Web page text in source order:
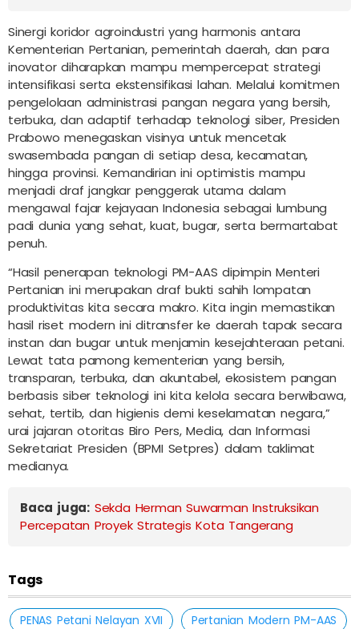
Sinergi koridor agroindustri yang harmonis antara
Kementerian Pertanian, pemerintah daerah, dan para
inovator diharapkan mampu mempercepat strategi
intensifikasi serta ekstensifikasi lahan. Melalui komitmen
pengelolaan administrasi pangan negara yang bersih,
terbuka, dan adaptif terhadap teknologi siber, Presiden
Prabowo menegaskan visinya untuk mencetak
swasembada pangan di setiap desa, kecamatan,
hingga provinsi. Kemandirian ini optimistis mampu
menjadi draf jangkar penggerak utama dalam
mengawal fajar kejayaan Indonesia sebagai lumbung
padi dunia yang sehat, kuat, bugar, serta bermartabat
penuh.
“Hasil penerapan teknologi PM-AAS dipimpin Menteri
Pertanian ini merupakan draf bukti sahih lompatan
produktivitas kita secara makro. Kita ingin memastikan
hasil riset modern ini ditransfer ke daerah tapak secara
instan dan bugar untuk menjamin kesejahteraan petani.
Lewat tata pamong kementerian yang bersih,
transparan, terbuka, dan akuntabel, ekosistem pangan
berbasis siber teknologi ini kita kelola secara berwibawa,
sehat, tertib, dan higienis demi keselamatan negara,”
urai jajaran otoritas Biro Pers, Media, dan Informasi
Sekretariat Presiden (BPMI Setpres) dalam taklimat
medianya.
Baca juga: Sekda Herman Suwarman Instruksikan
Percepatan Proyek Strategis Kota Tangerang
Tags
PENAS Petani Nelayan XVII
Pertanian Modern PM-AAS